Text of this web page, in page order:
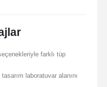
farklı tüp
laboratuvar alanını